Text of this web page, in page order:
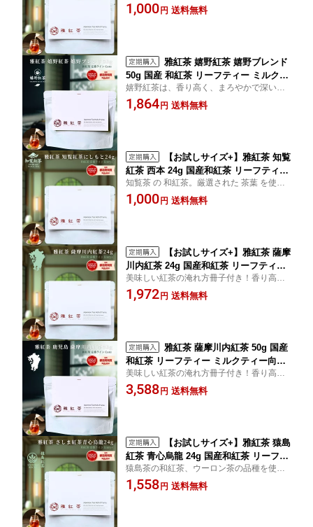
キリ | お茶 日本茶 紅茶 和紅茶 茶の支度
わいが特徴です。茶葉は、嬉野の自然に恵
まれた環境で育てられた茶樹から摘み取ら
1,000円 送料無料
雅紅茶 嬉野紅茶 嬉野ブレンド
50g 国産 和紅茶 リーフティー ミルクテ
ィー向き 茶園ごとの個性を味わう主力
ライン | お茶 日本茶 紅茶 和紅茶 茶の支
嬉野紅茶は、香り高く、まろやかで深い味
わいが特徴です。茶葉は、嬉野の自然に恵
まれた環境で育てられた茶樹から摘み取ら
1,864円 送料無料
【お試しサイズ+】雅紅茶 知覧
紅茶 西本 24g 国産和紅茶 リーフティー
ミルクティー向き 1000円ポッキリ | お
茶 日本茶 紅茶 和紅茶 茶の支度 送料無
知覧茶 の 和紅茶。厳選された 茶葉 を使用
し、香り高い 紅茶 をお楽しみいただけま
す。フルーティな香り。フルーツやジャム
1,000円 送料無料
【お試しサイズ+】雅紅茶 薩摩
川内紅茶 24g 国産和紅茶 リーフティー
ミルクティー向き 1000円ポッキリ | お
茶 日本茶 紅茶 和紅茶 茶の支度 送料無
美味しい紅茶の淹れ方冊子付き！香り高
く、甘みのあるバランスの取れた和式紅
茶。渋みが少なく、和紅茶として最適な一
1,972円 送料無料
雅紅茶 薩摩川内紅茶 50g 国産
和紅茶 リーフティー ミルクティー向き
茶園ごとの個性を味わう主力ライン | お
茶 日本茶 紅茶 和紅茶 茶の支度 送料無
美味しい紅茶の淹れ方冊子付き！香り高
く、甘みのあるバランスの取れた和式紅
茶。渋みが少なく、和紅茶として最適な一
3,588円 送料無料
【お試しサイズ+】雅紅茶 猿島
紅茶 青心烏龍 24g 国産和紅茶 リーフテ
ィー ミルクティー向き 1000円ポッキリ
| お茶 日本茶 紅茶 和紅茶 茶の支度 送料
猿島茶の和紅茶、ウーロン茶の品種を使っ
た一風変わった香りをお楽しみください。
美味しい紅茶の淹れ方冊子付きで、紅茶の
1,558円 送料無料